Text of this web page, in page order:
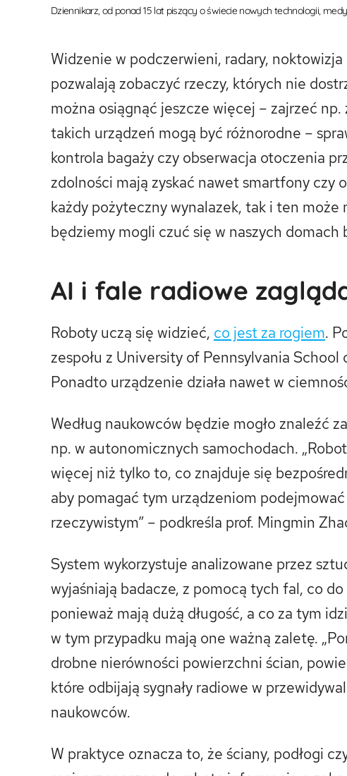
Dziennikarz, od ponad 15 lat piszący o świecie nowych technologii,
Widzenie w podczerwieni, radary,
pozwalają zobaczyć rzeczy, których nie
można osiągnąć jeszcze więcej – zajrzeć
takich urządzeń mogą być różnorodne –
kontrola bagaży czy obserwacja otoczenia
zdolności mają zyskać nawet smartfony czy
każdy pożyteczny wynalazek, tak i ten może
będziemy mogli czuć się w naszych domach
AI i fale radiowe
Roboty uczą się widzieć, co jest za rogiem.
zespołu z University of Pennsylvania
Ponadto urządzenie działa nawet w
Według naukowców będzie mogło znaleźć
np. w autonomicznych samochodach.
więcej niż tylko to, co znajduje się
aby pomagać tym urządzeniom
rzeczywistym” – podkreśla prof. Mingmin
System wykorzystuje analizowane przez
wyjaśniają badacze, z pomocą tych fal, co
ponieważ mają dużą długość, a co za tym
w tym przypadku mają one ważną zaletę.
drobne nierówności powierzchni ścian,
które odbijają sygnały radiowe w
naukowców.
W praktyce oznacza to, że ściany, podłogi